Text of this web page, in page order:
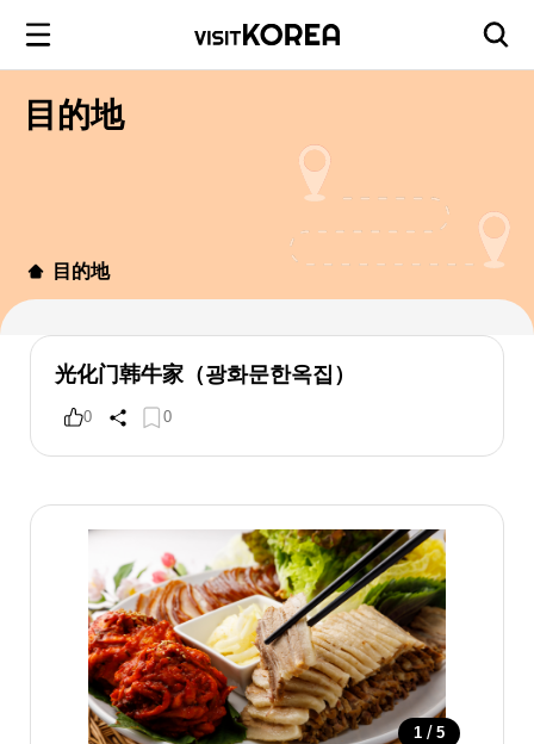
目的地
目的地
光化门韩牛家（광화문한옥집）
0 0
1 / 5